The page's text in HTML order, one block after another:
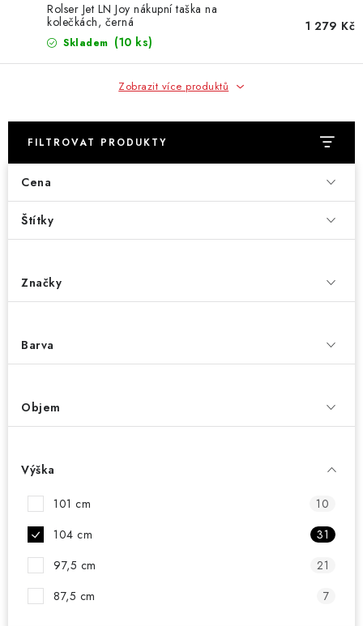
Rolser Jet LN Joy nákupní taška na
kolečkách, černá
Skladem (10 ks)
1 279 Kč
Zobrazit více produktů
FILTROVAT PRODUKTY
Cena
Štítky
Značky
Barva
Objem
Výška
101 cm
10
104 cm
31
97,5 cm
21
87,5 cm
7